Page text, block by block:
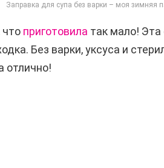
Заправка для супа без варки – моя зимняя
приготовила так мало!
Без варки, уксуса и
отлично!